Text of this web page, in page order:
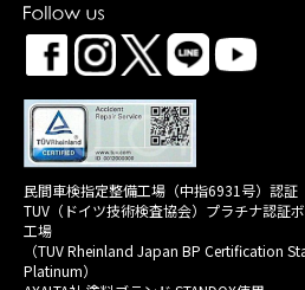
民間車検指定整備工場（中指6931号）認証
TUV（ドイツ技術検査協会）プラチナ認証
工場
（TUV Rheinland Japan BP Certification
Platinum）